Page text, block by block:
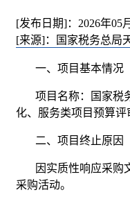
[发布日期]：2026年05
[来源]：国家税务总局
一、项目基本情况
项目名称：国家税
化、服务类项目预算评
二、项目终止原因
因实质性响应采购
采购活动。